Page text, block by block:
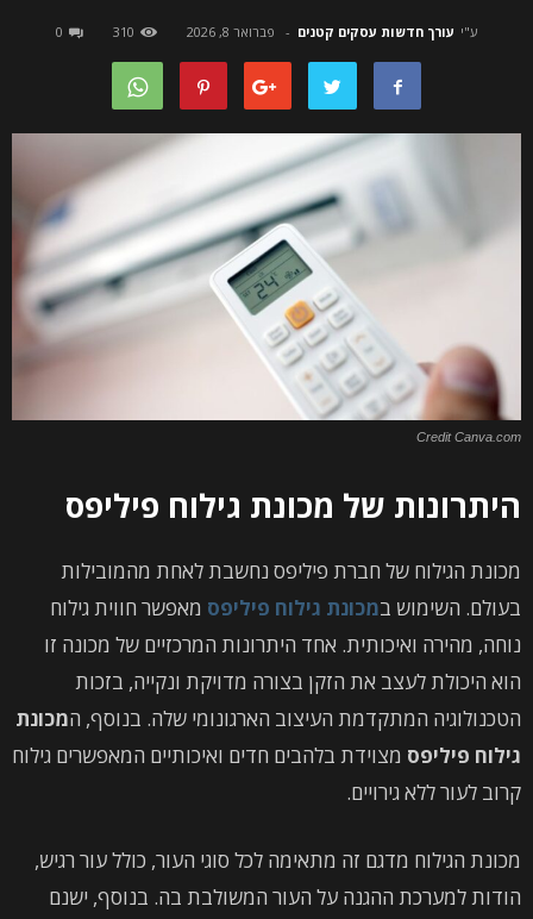
ע"י עורך חדשות עסקים קטנים - פברואר 8, 2026 310
0
Credit Canva.com
היתרונות של מכונת גילוח פיליפס
מכונת הגילוח של חברת פיליפס נחשבת לאחת מהמובילות
בעולם. השימוש במכונת גילוח פיליפס מאפשר חווית גילוח
נוחה, מהירה ואיכותית. אחד היתרונות המרכזיים של מכונה זו
הוא היכולת לעצב את הזקן בצורה מדויקת ונקייה, בזכות
הטכנולוגיה המתקדמת העיצוב הארגונומי שלה. בנוסף, המכונת
גילוח פיליפס מצוידת בלהבים חדים ואיכותיים המאפשרים גילוח
קרוב לעור ללא גירויים.
מכונת הגילוח מדגם זה מתאימה לכל סוגי העור, כולל עור רגיש,
הודות למערכת ההגנה על העור המשולבת בה. בנוסף, ישנם